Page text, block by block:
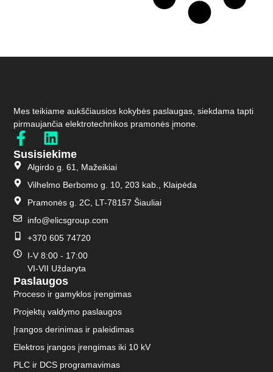
Mes teikiame aukščiausios kokybės paslaugas, siekdama tapti
pirmaujančia elektrotechnikos pramonės įmone.
Paslaugos
Proceso ir gamyklos įrengimas
Projektų valdymo paslaugos
Įrangos derinimas ir paleidimas
Elektros įrangos įrengimas iki 10 kV
PLC ir DCS programavimas
Susisiekime
Algirdo g. 61, Mažeikiai
Vilhelmo Berbomo g. 10, 203 kab., Klaipėda
Pramonės g. 2C, LT-78157 Šiauliai
info@elicsgroup.com
+370 605 74720
I-V 8:00 - 17:00
VI-VII Uždaryta